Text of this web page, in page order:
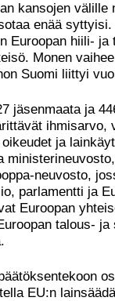
kansojen
enää syttyisi.
Euroopan hiili- ja
Monen
Suomi liittyi
jäsenmaata ja
ihmisarvo,
ja
neuvosto,
parlamentti ja
Euroopan
talous-
EU:n